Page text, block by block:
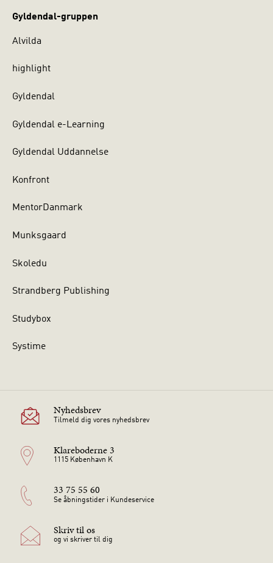
Gyldendal-gruppen
Alvilda
highlight
Gyldendal
Gyldendal e-Learning
Gyldendal Uddannelse
Konfront
MentorDanmark
Munksgaard
Skoledu
Strandberg Publishing
Studybox
Systime
Nyhedsbrev
Tilmeld dig vores nyhedsbrev
Klareboderne 3
1115 København K
33 75 55 60
Se åbningstider i Kundeservice
Skriv til os
og vi skriver til dig